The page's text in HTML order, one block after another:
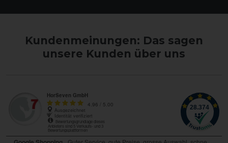
Kundenmeinungen: Das sagen
unsere Kunden über uns